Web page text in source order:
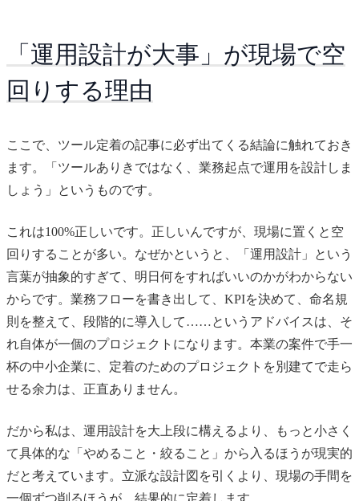
「運用設計が大事」が現場で空
回りする理由
ここで、ツール定着の記事に必ず出てくる結論に触れておき
ます。「ツールありきではなく、業務起点で運用を設計しま
しょう」というものです。
これは100%正しいです。正しいんですが、現場に置くと空
回りすることが多い。なぜかというと、「運用設計」という
言葉が抽象的すぎて、明日何をすればいいのかがわからない
からです。業務フローを書き出して、KPIを決めて、命名規
則を整えて、段階的に導入して……というアドバイスは、そ
れ自体が一個のプロジェクトになります。本業の案件で手一
杯の中小企業に、定着のためのプロジェクトを別建てで走ら
せる余力は、正直ありません。
だから私は、運用設計を大上段に構えるより、もっと小さく
て具体的な「やめること・絞ること」から入るほうが現実的
だと考えています。立派な設計図を引くより、現場の手間を
一個ずつ削るほうが、結果的に定着します。